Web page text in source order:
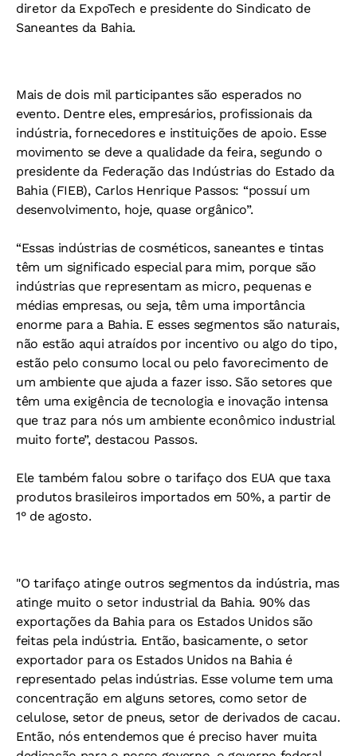
diretor da ExpoTech e presidente do Sindicato de
Saneantes da Bahia.
Mais de dois mil participantes são esperados no
evento. Dentre eles, empresários, profissionais da
indústria, fornecedores e instituições de apoio. Esse
movimento se deve a qualidade da feira, segundo o
presidente da Federação das Indústrias do Estado da
Bahia (FIEB), Carlos Henrique Passos: “possuí um
desenvolvimento, hoje, quase orgânico”.
“Essas indústrias de cosméticos, saneantes e tintas
têm um significado especial para mim, porque são
indústrias que representam as micro, pequenas e
médias empresas, ou seja, têm uma importância
enorme para a Bahia. E esses segmentos são naturais,
não estão aqui atraídos por incentivo ou algo do tipo,
estão pelo consumo local ou pelo favorecimento de
um ambiente que ajuda a fazer isso. São setores que
têm uma exigência de tecnologia e inovação intensa
que traz para nós um ambiente econômico industrial
muito forte”, destacou Passos.
Ele também falou sobre o tarifaço dos EUA que taxa
produtos brasileiros importados em 50%, a partir de
1° de agosto.
"O tarifaço atinge outros segmentos da indústria, mas
atinge muito o setor industrial da Bahia. 90% das
exportações da Bahia para os Estados Unidos são
feitas pela indústria. Então, basicamente, o setor
exportador para os Estados Unidos na Bahia é
representado pelas indústrias. Esse volume tem uma
concentração em alguns setores, como setor de
celulose, setor de pneus, setor de derivados de cacau.
Então, nós entendemos que é preciso haver muita